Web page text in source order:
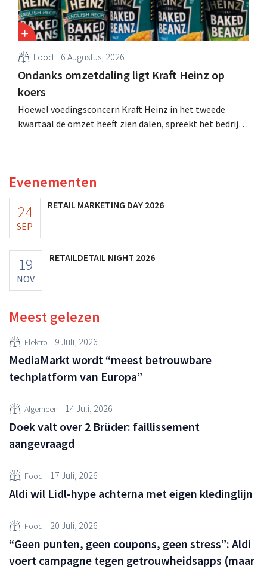
Food 6 Augustus, 2026
Ondanks omzetdaling ligt Kraft Heinz op
koers
Hoewel voedingsconcern Kraft Heinz in het tweede
kwartaal de omzet heeft zien dalen, spreekt het bedrijf
Evenementen
24
SEP
RETAIL MARKETING DAY 2026
19
NOV
RETAILDETAIL NIGHT 2026
Meest gelezen
Elektro 9 Juli, 2026
MediaMarkt wordt “meest betrouwbare
techplatform van Europa”
Algemeen 14 Juli, 2026
Doek valt over 2 Brüder: faillissement
aangevraagd
Food 17 Juli, 2026
Aldi wil Lidl-hype achterna met eigen kledinglijn
Food 20 Juli, 2026
“Geen punten, geen coupons, geen stress”: Aldi
voert campagne tegen getrouwheidsapps (maar